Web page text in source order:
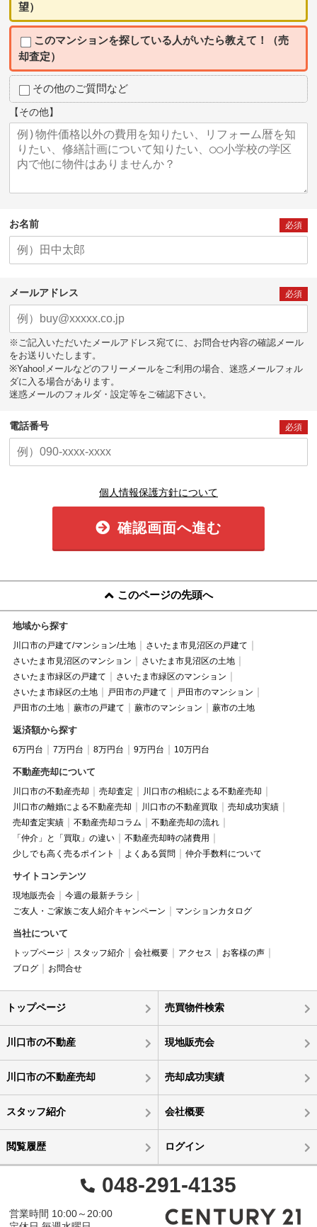
望）
このマンションを探している人がいたら教えて！（売
却査定）
その他のご質問など
【その他】
お名前 必須
メールアドレス 必須
※ご記入いただいたメールアドレス宛てに、お問合せ内容の確認メール
をお送りいたします。
※Yahoo!メールなどのフリーメールをご利用の場合、迷惑メールフォル
ダに入る場合があります。
迷惑メールのフォルダ・設定等をご確認下さい。
電話番号 必須
個人情報保護方針について
確認画面へ進む
このページの先頭へ
地域から探す
川口市の戸建て/マンション/土地
さいたま市見沼区の戸建て
さいたま市見沼区のマンション
さいたま市見沼区の土地
さいたま市緑区の戸建て
さいたま市緑区のマンション
さいたま市緑区の土地
戸田市の戸建て
戸田市のマンション
戸田市の土地
蕨市の戸建て 蕨市のマンション 蕨市の土地
返済額から探す
6万円台 7万円台 8万円台 9万円台 10万円台
不動産売却について
川口市の不動産売却 売却査定
川口市の相続による不動産売却
川口市の離婚による不動産売却
川口市の不動産買取
売却成功実績
売却査定実績
不動産売却コラム
不動産売却の流れ
「仲介」と「買取」の違い
不動産売却時の諸費用
少しでも高く売るポイント
よくある質問 仲介手数料について
サイトコンテンツ
現地販売会
今週の最新チラシ
ご友人・ご家族ご友人紹介キャンペーン
マンションカタログ
当社について
トップページ スタッフ紹介 会社概要 アクセス
お客様の声
ブログ
お問合せ
トップページ 売買物件検索
川口市の不動産 現地販売会
川口市の不動産売却 売却成功実績
スタッフ紹介 会社概要
閲覧履歴 ログイン
048-291-4135
営業時間 10:00～20:00